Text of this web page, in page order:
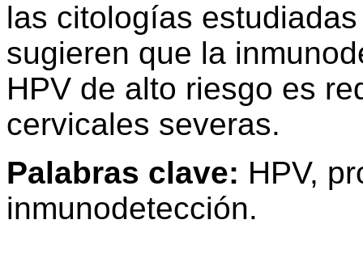
las citologías
sugieren que la
HPV de alto riesgo es
cervicales severas.
Palabras clave: HPV,
inmunodetección.